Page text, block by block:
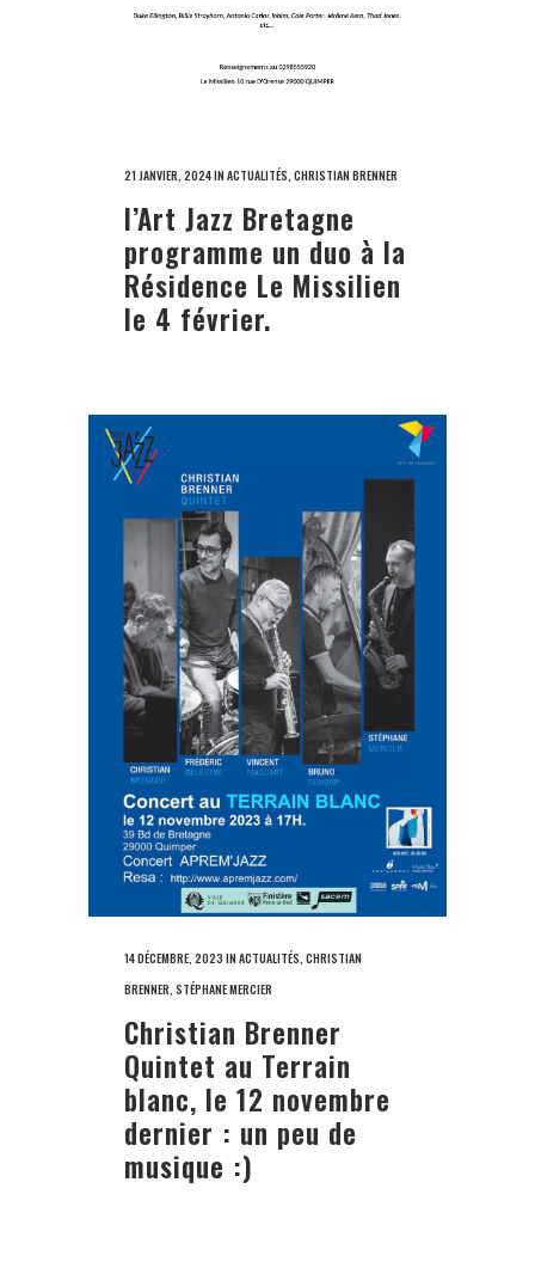
21 JANVIER, 2024IN ACTUALITÉS CHRISTIAN BRENNER
l’Art Jazz Bretagne
programme un duo à la
Résidence Le Missilien
le 4 février.
14 DÉCEMBRE, 2023 IN ACTUALITÉS CHRISTIAN
BRENNER STÉPHANE MERCIER
Christian Brenner
Quintet au Terrain
blanc, le 12 novembre
dernier : un peu de
musique :)